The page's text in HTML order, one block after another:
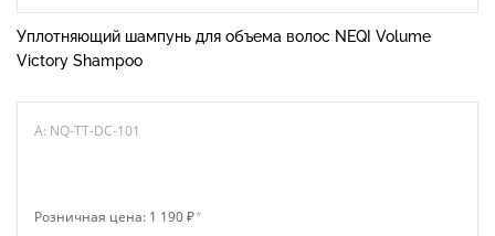
Уплотняющий шампунь для объема волос NEQI Volume
Victory Shampoo
A: NQ-TT-DC-101
Розничная цена: 1 190 ₽*